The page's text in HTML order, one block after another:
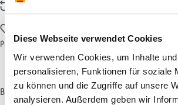
Diese Webseite verwendet Cookies
Wir verwenden Cookies, um Inhalte
personalisieren, Funktionen für soziale
zu können und die Zugriffe auf unsere
analysieren. Außerdem geben wir
Zum Vergleich hinzufügen
Produktnummer:BOOTF0005
Beschreibung